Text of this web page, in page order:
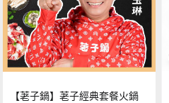
【荖子鍋】荖子經典套餐火鍋